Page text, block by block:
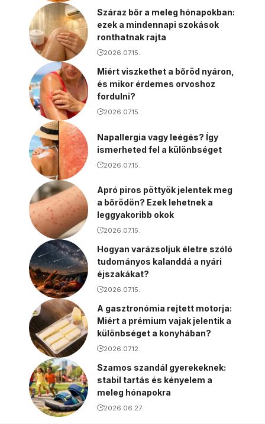
Száraz bőr a meleg hónapokban:
ezek a mindennapi szokások
ronthatnak rajta
2026.07.15.
Miért viszkethet a bőröd nyáron,
és mikor érdemes orvoshoz
fordulni?
2026.07.15.
Napallergia vagy leégés? Így
ismerheted fel a különbséget
2026.07.15.
Apró piros pöttyök jelentek meg
a bőrödön? Ezek lehetnek a
leggyakoribb okok
2026.07.15.
Hogyan varázsoljuk életre szóló
tudományos kalanddá a nyári
éjszakákat?
2026.07.15.
A gasztronómia rejtett motorja:
Miért a prémium vajak jelentik a
különbséget a konyhában?
2026.07.12.
Szamos szandál gyerekeknek:
stabil tartás és kényelem a
meleg hónapokra
2026.06.27.